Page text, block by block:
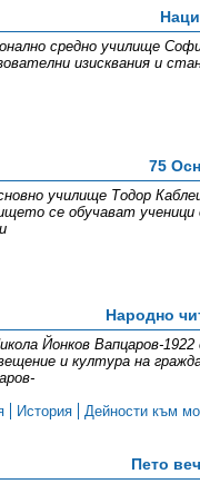
средно училище
изисквания и
75
училище Тодор
се обучават
Народно
Йонков Вапцаров-
и култура на
История Дейности към
Пето